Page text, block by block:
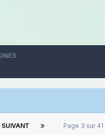
SUIVANT Page 3 sur 41